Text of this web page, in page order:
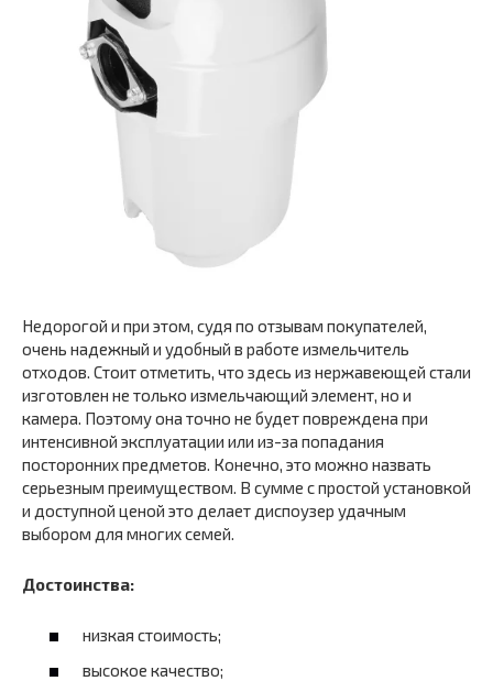
Недорогой и при этом, судя по отзывам покупателей,
очень надежный и удобный в работе измельчитель
отходов. Стоит отметить, что здесь из нержавеющей стали
изготовлен не только измельчающий элемент, но и
камера. Поэтому она точно не будет повреждена при
интенсивной эксплуатации или из-за попадания
посторонних предметов. Конечно, это можно назвать
серьезным преимуществом. В сумме с простой установкой
и доступной ценой это делает диспоузер удачным
выбором для многих семей.
Достоинства:
низкая стоимость;
высокое качество;